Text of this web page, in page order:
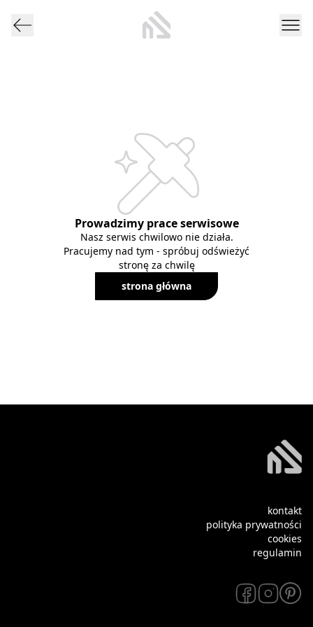
Prowadzimy prace serwisowe
Nasz serwis chwilowo nie działa.
Pracujemy nad tym - spróbuj odświeżyć
stronę za chwilę
strona główna
kontakt
polityka prywatności
cookies
regulamin